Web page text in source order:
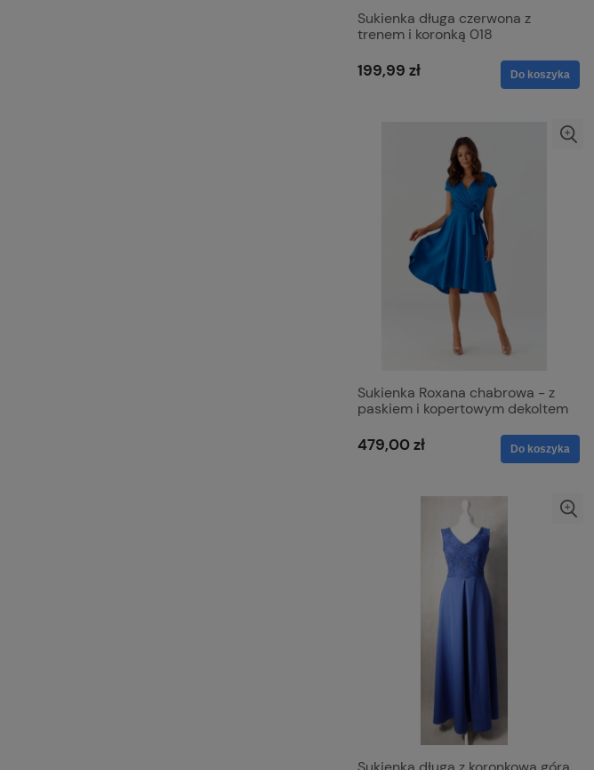
Sukienka długa czerwona z
trenem i koronką 018
199,99 zł Do koszyka
Sukienka Roxana chabrowa - z
paskiem i kopertowym dekoltem
479,00 zł Do koszyka